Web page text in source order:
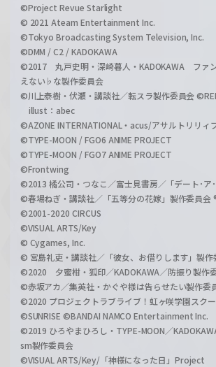
©Project Revue Starlight
© 2021 Ateam Entertainment Inc.
©Tokyo Broadcasting System Television, Inc.
©DMM / C2 / KADOKAWA
©2017 丸戸史明・深崎暮人・KADOKAWA ファ
えない♭な製作委員会
©川上泰樹・伏瀬・講談社／転スラ製作委員会
illust：abec
©AZONE INTERNATIONAL・acus/アサルトリリィ
©TYPE-MOON / FGO6 ANIME PROJECT
©TYPE-MOON / FGO7 ANIME PROJECT
©Frontwing
©2013 橘公司・つなこ／富士見書房／「デート･ア
©春場ねぎ・講談社／「五等分の花嫁」製作委員会
©2001-2020 CIRCUS
©VISUAL ARTS/Key
© Cygames, Inc.
© 宮島礼吏・講談社／「彼女、お借りします」製作
©2020 夕蜜柑・狐印／KADOKAWA／防振り製作
©赤坂アカ／集英社・かぐや様は告らせたい製作委
©2020 プロジェクトラブライブ！虹ヶ咲学園スク
©SUNRISE ©BANDAI NAMCO Entertainment Inc.
©2019 ひろやまひろし・TYPE-MOON／
sm製作委員会
©VISUAL ARTS/Key/「神様になった日」Project